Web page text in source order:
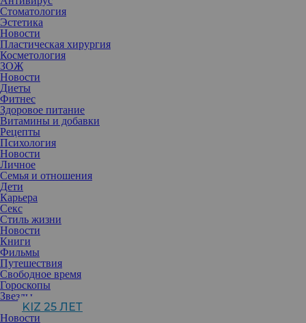
Стоматология
Эстетика
Новости
Пластическая хирургия
Косметология
ЗОЖ
Новости
Диеты
Фитнес
Здоровое питание
Витамины и добавки
Рецепты
Психология
Новости
Личное
Семья и отношения
Дети
Карьера
Секс
Стиль жизни
Новости
Книги
Фильмы
Путешествия
Свободное время
Гороскопы
Звезды
KIZ 25 ЛЕТ
Новости
Поверхностные химические пилинги остаются одной из самых
популярных и востребованных косметологических процедур.
При этом кислот, которые для этого применяются, весьма
широкий спектр. Оставим в стороне самые популярные и